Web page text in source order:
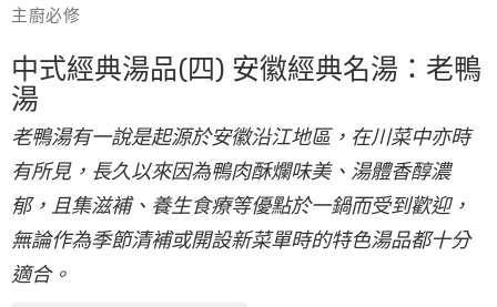
主廚必修
中式經典湯品(四) 安徽經典名湯：老鴨
湯
老鴨湯有一說是起源於安徽沿江地區，在川菜中亦時
有所見，長久以來因為鴨肉酥爛味美、湯體香醇濃
郁，且集滋補、養生食療等優點於一鍋而受到歡迎，
無論作為季節清補或開設新菜單時的特色湯品都十分
適合。